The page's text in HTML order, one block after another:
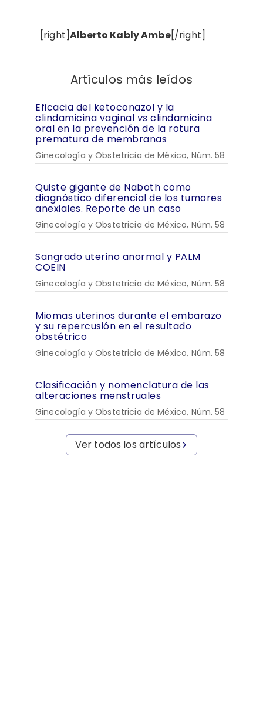
[right]Alberto Kably Ambe[/right]
Artículos más leídos
Eficacia del ketoconazol y la
clindamicina vaginal vs clindamicina
oral en la prevención de la rotura
prematura de membranas
Ginecología y Obstetricia de México, Núm. 58
Quiste gigante de Naboth como
diagnóstico diferencial de los tumores
anexiales. Reporte de un caso
Ginecología y Obstetricia de México, Núm. 58
Sangrado uterino anormal y PALM
COEIN
Ginecología y Obstetricia de México, Núm. 58
Miomas uterinos durante el embarazo
y su repercusión en el resultado
obstétrico
Ginecología y Obstetricia de México, Núm. 58
Clasificación y nomenclatura de las
alteraciones menstruales
Ginecología y Obstetricia de México, Núm. 58
Ver todos los artículos